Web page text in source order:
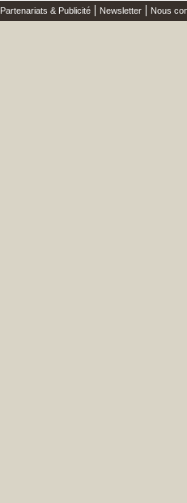
Partenariats & Publicité Newsletter Nous